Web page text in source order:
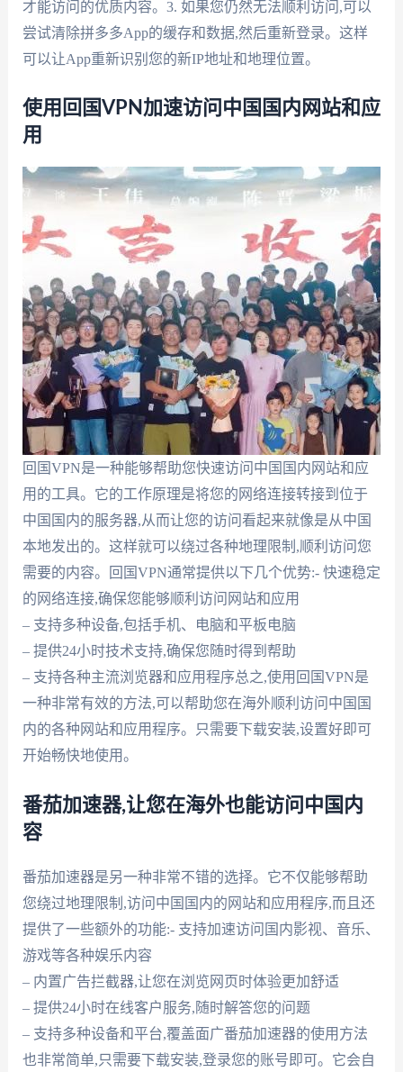
才能访问的优质内容。3. 如果您仍然无法顺利访问,可以
尝试清除拼多多App的缓存和数据,然后重新登录。这样
可以让App重新识别您的新IP地址和地理位置。
使用回国VPN加速访问中国国内网站和应
用
回国VPN是一种能够帮助您快速访问中国国内网站和应
用的工具。它的工作原理是将您的网络连接转接到位于
中国国内的服务器,从而让您的访问看起来就像是从中国
本地发出的。这样就可以绕过各种地理限制,顺利访问您
需要的内容。回国VPN通常提供以下几个优势:- 快速稳定
的网络连接,确保您能够顺利访问网站和应用
– 支持多种设备,包括手机、电脑和平板电脑
– 提供24小时技术支持,确保您随时得到帮助
– 支持各种主流浏览器和应用程序总之,使用回国VPN是
一种非常有效的方法,可以帮助您在海外顺利访问中国国
内的各种网站和应用程序。只需要下载安装,设置好即可
开始畅快地使用。
番茄加速器,让您在海外也能访问中国内
容
番茄加速器是另一种非常不错的选择。它不仅能够帮助
您绕过地理限制,访问中国国内的网站和应用程序,而且还
提供了一些额外的功能:- 支持加速访问国内影视、音乐、
游戏等各种娱乐内容
– 内置广告拦截器,让您在浏览网页时体验更加舒适
– 提供24小时在线客户服务,随时解答您的问题
– 支持多种设备和平台,覆盖面广番茄加速器的使用方法
也非常简单,只需要下载安装,登录您的账号即可。它会自